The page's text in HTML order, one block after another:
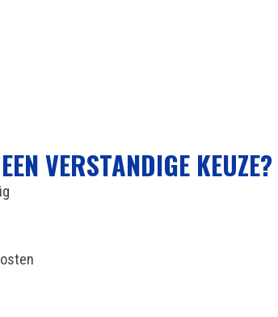
VERSTANDIGE KEUZE?